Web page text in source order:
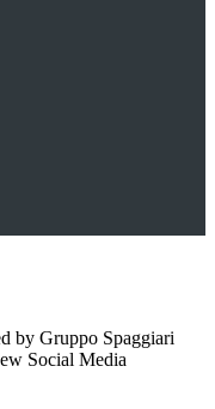
by Gruppo Spaggiari
Social Media